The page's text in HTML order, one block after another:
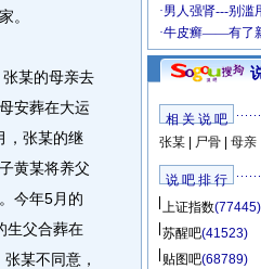
。
某的母亲去
安葬在大运
，张某的继
黄某将养父
今年5月的
生父合葬在
某不同意，
相 关 说 吧
张某| 尸骨| 母亲
说 吧 排 行
上证指数(77445)
苏醒吧(41523)
贴图吧(68789)